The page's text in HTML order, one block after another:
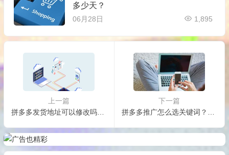
多少天？
06月28日 1,895
上一篇
拼多多发货地址可以修改吗？方法是什么？
下一篇